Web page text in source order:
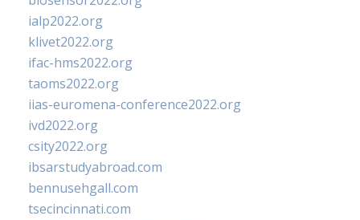
ialp2022.org
klivet2022.org
ifac-hms2022.org
taoms2022.org
iias-euromena-conference2022.org
ivd2022.org
csity2022.org
ibsarstudyabroad.com
bennusehgall.com
tsecincinnati.com